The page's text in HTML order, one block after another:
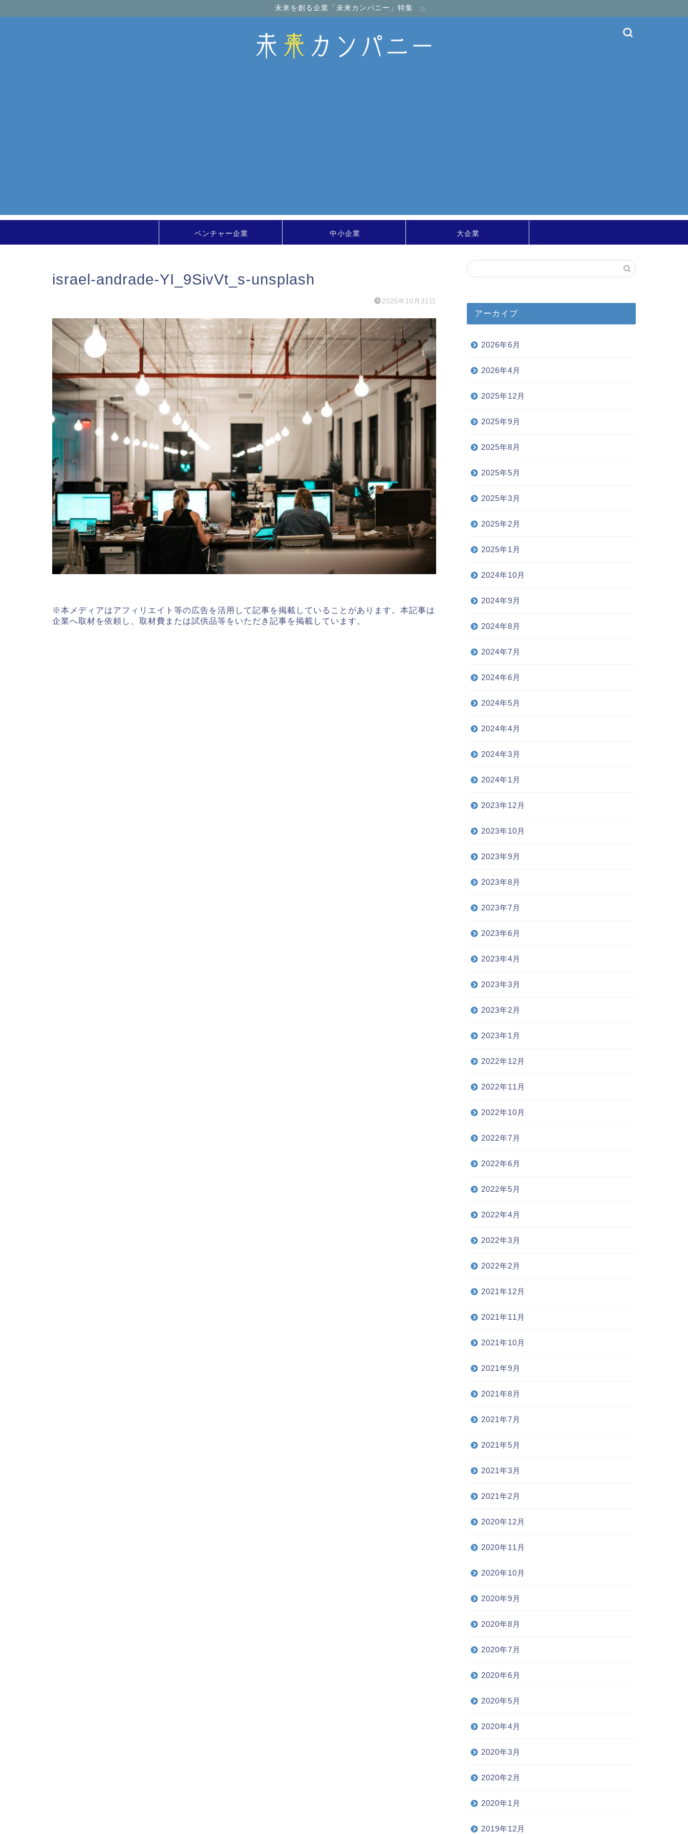
未来を創る企業「未来カンパニー」特集
ベンチャー企業 中小企業 大企業
israel-andrade-YI_9SivVt_s-unsplash
2025年10月31日
※本メディアはアフィリエイト等の広告を活用して記事を掲載していることがあります。本記事は
企業へ取材を依頼し、取材費または試供品等をいただき記事を掲載しています。
アーカイブ
2026年6月
2026年4月
2025年12月
2025年9月
2025年8月
2025年5月
2025年3月
2025年2月
2025年1月
2024年10月
2024年9月
2024年8月
2024年7月
2024年6月
2024年5月
2024年4月
2024年3月
2024年1月
2023年12月
2023年10月
2023年9月
2023年8月
2023年7月
2023年6月
2023年4月
2023年3月
2023年2月
2023年1月
2022年12月
2022年11月
2022年10月
2022年7月
2022年6月
2022年5月
2022年4月
2022年3月
2022年2月
2021年12月
2021年11月
2021年10月
2021年9月
2021年8月
2021年7月
2021年5月
2021年3月
2021年2月
2020年12月
2020年11月
2020年10月
2020年9月
2020年8月
2020年7月
2020年6月
2020年5月
2020年4月
2020年3月
2020年2月
2020年1月
2019年12月